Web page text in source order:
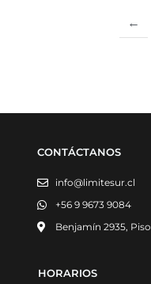
←
CONTÁCTANOS
info@limitesur.cl
+56 9 9673 9084
Benjamín 2935, Piso
HORARIOS